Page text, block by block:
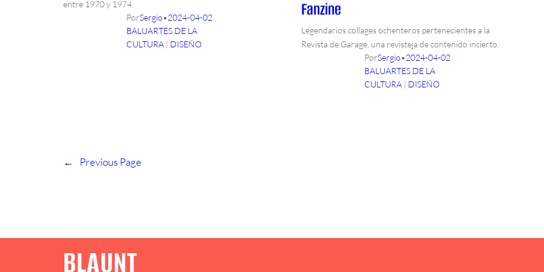
entre 1970 y 1974.
PorSergio•2024-04-02
BALUARTES DE LA
CULTURA
DISEÑO
Fanzine
Legendarios collages ochenteros pertenecientes a la
Revista de Garage, una revisteja de contenido incierto.
PorSergio•2024-04-02
BALUARTES DE LA
CULTURA | DISEÑO
← Previous Page
BLAUNT